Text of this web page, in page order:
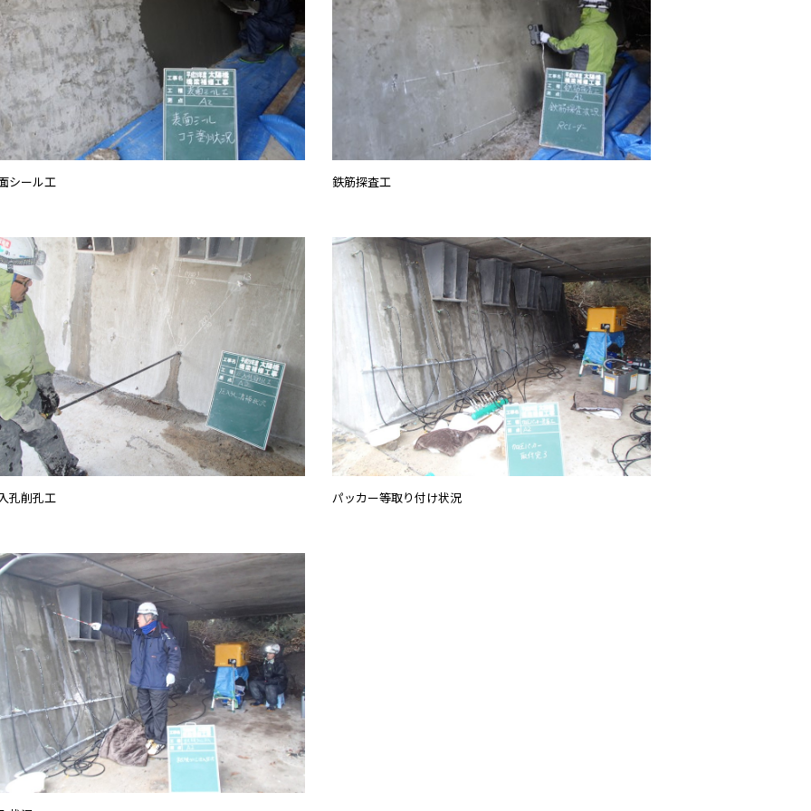
シール工 鉄筋探査工
孔削孔工 パッカー等取り付け状況